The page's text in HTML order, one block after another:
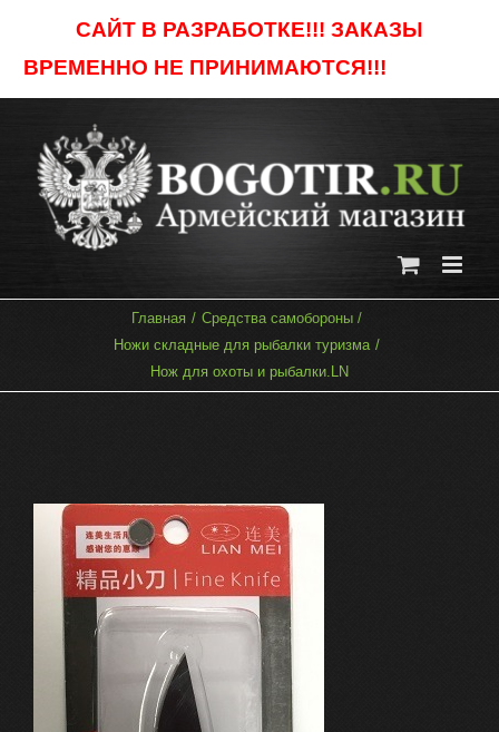
САЙТ В РАЗРАБОТКЕ!!! ЗАКАЗЫ
ВРЕМЕННО НЕ ПРИНИМАЮТСЯ!!!
content
Главная
Средства самобороны
Ножи складные для рыбалки туризма
Нож для охоты и рыбалки.LN